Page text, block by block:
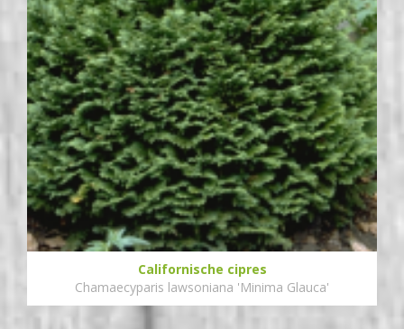
Californische cipres
Chamaecyparis lawsoniana 'Minima Glauca'